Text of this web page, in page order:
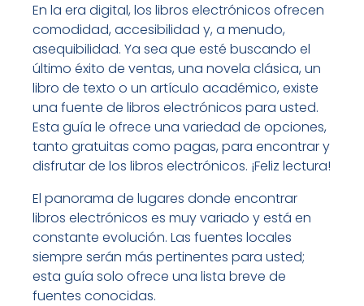
En la era digital, los libros electrónicos ofrecen
comodidad, accesibilidad y, a menudo,
asequibilidad. Ya sea que esté buscando el
último éxito de ventas, una novela clásica, un
libro de texto o un artículo académico, existe
una fuente de libros electrónicos para usted.
Esta guía le ofrece una variedad de opciones,
tanto gratuitas como pagas, para encontrar y
disfrutar de los libros electrónicos. ¡Feliz lectura!
El panorama de lugares donde encontrar
libros electrónicos es muy variado y está en
constante evolución. Las fuentes locales
siempre serán más pertinentes para usted;
esta guía solo ofrece una lista breve de
fuentes conocidas.